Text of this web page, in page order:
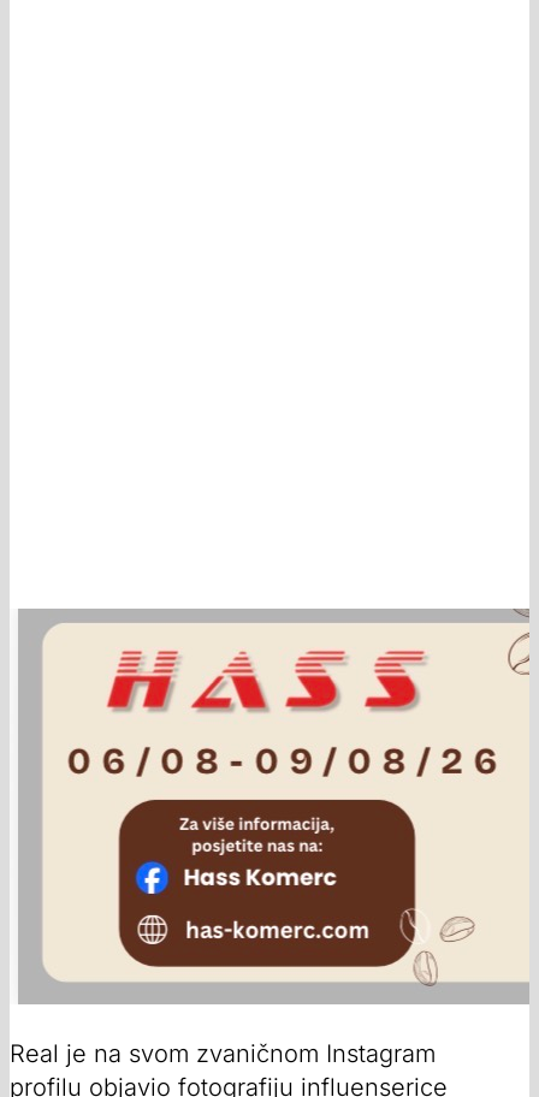
Real je na svom zvaničnom Instagram
profilu objavio fotografiju influenserice